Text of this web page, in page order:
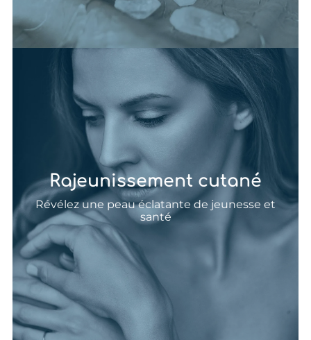
Rajeunissement cutané
Révélez une peau éclatante de jeunesse et
santé
Beauté intemporelle
Découvrez nos traitements de pointe pour
rayonner de jeunesse